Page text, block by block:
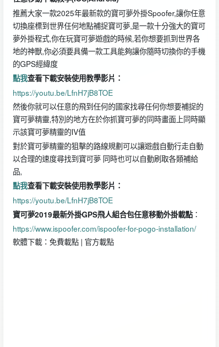
推薦大家一款2025年最新款的寶可夢外掛Spoofer,讓你任意
切換座標到世界任何地點補捉寶可夢,是一款十分強大的寶可
夢外掛程式,你在玩寶可夢遊戲的時候,若你想要抓到世界各
地的神獸,你必須要具備一款工具能夠讓你隨時切換你的手機
的GPS經緯度
點我查看下載安裝使用教學影片：
https://youtu.be/LfnH7jB8TOE
然後你就可以任意的飛到任何的國家找尋任何你想要補捉的
寶可夢精靈,特別的地方在於你抓寶可夢的同時畫面上同時顯
示該寶可夢精靈的IV值
對於寶可夢精靈的狙擊的路線規劃可以讓遊戲自動行走自動
以合理的速度尋找到寶可夢 同時也可以自動刷取各類補給
品,
點我查看下載安裝使用教學影片：
https://youtu.be/LfnH7jB8TOE
寶可夢2019最新外掛GPS飛人組合包任意移動外掛載點：
https://www.ispoofer.com/ispoofer-for-pogo-installation/
軟體下載：免費載點 | 官方載點